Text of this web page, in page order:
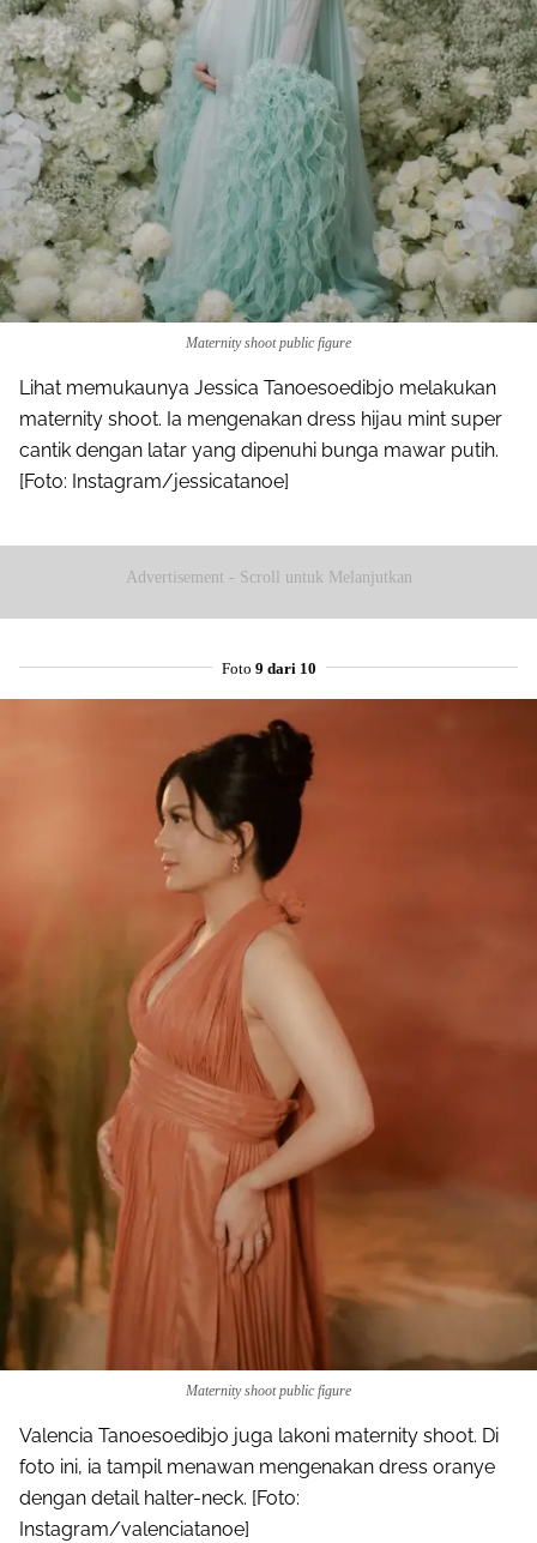
Maternity shoot public figure
Lihat memukaunya Jessica Tanoesoedibjo melakukan
maternity shoot. Ia mengenakan dress hijau mint super
cantik dengan latar yang dipenuhi bunga mawar putih.
[Foto: Instagram/jessicatanoe]
Advertisement - Scroll untuk Melanjutkan
Foto 9 dari 10
Maternity shoot public figure
Valencia Tanoesoedibjo juga lakoni maternity shoot. Di
foto ini, ia tampil menawan mengenakan dress oranye
dengan detail halter-neck. [Foto:
Instagram/valenciatanoe]